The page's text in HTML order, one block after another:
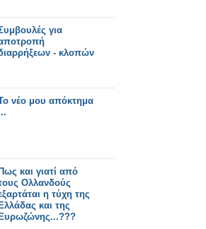
για
- κλοπών
νέο μου απόκτημα
Πως και γιατί από
Ολλανδούς
η τύχη της
Ελλάδας και της
Ευρωζώνης...???